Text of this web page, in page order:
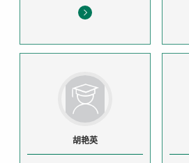
胡艳英